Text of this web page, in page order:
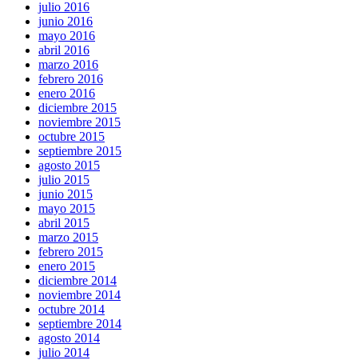
julio 2016
junio 2016
mayo 2016
abril 2016
marzo 2016
febrero 2016
enero 2016
diciembre 2015
noviembre 2015
octubre 2015
septiembre 2015
agosto 2015
julio 2015
junio 2015
mayo 2015
abril 2015
marzo 2015
febrero 2015
enero 2015
diciembre 2014
noviembre 2014
octubre 2014
septiembre 2014
agosto 2014
julio 2014